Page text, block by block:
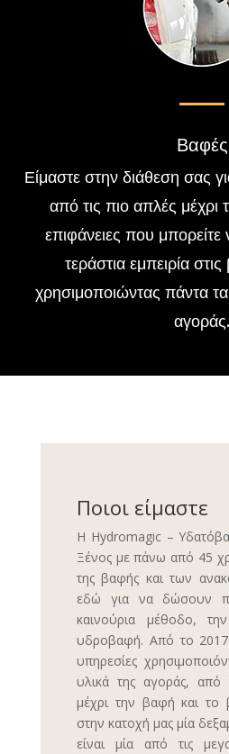
Βαφές
Είμαστε στην διάθεση σας
από τις πιο απλές μέχρι
επιφάνειες που
τεράστια εμπειρία
χρησιμοποιώντας πάντα
αγοράς.
Ποιοι είμαστε
Η Hydromagic –
Ξένος με πάνω από 45
της βαφής και των
εδώ για να δώσουν
καινούρια μέθοδο,
υδροβαφή. Από το
υπηρεσίες
υλικά της αγοράς, από
μέχρι την βαφή και το
στην κατοχή μας μία
είναι μία από τις